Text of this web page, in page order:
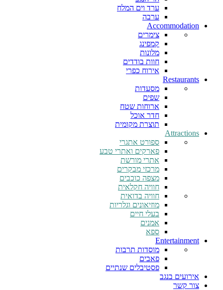
ערד וים המלח
ערבה
Accommodation
צימרים
קמפינג
מלונות
חוות בודדים
אירוח כפרי
Restaurants
מסעדות
שפים
ארוחות שטח
חדר אוכל
תוצרת מקומית
Attractions
ספורט אתגרי
פארקים ואתרי טבע
אתרי מורשת
מרכזי מבקרים
מצפה כוכבים
חוויה חקלאית
חוויה בדואית
מוזיאונים וגלריות
בעלי חיים
אמנים
ספא
Entertainment
מוסדות תרבות
פאבים
פסטיבלים שנתיים
אירועים בנגב
צור קשר